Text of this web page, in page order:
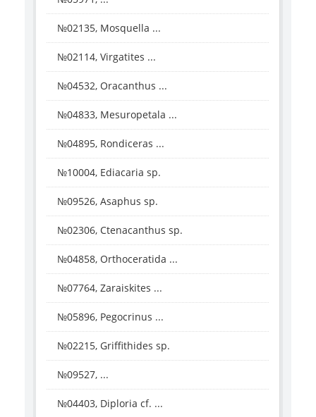
№02135, Mosquella ...
№02114, Virgatites ...
№04532, Oracanthus ...
№04833, Mesuropetala ...
№04895, Rondiceras ...
№10004, Ediacaria sp.
№09526, Asaphus sp.
№02306, Ctenacanthus sp.
№04858, Orthoceratida ...
№07764, Zaraiskites ...
№05896, Pegocrinus ...
№02215, Griffithides sp.
№09527, ...
№04403, Diploria cf. ...